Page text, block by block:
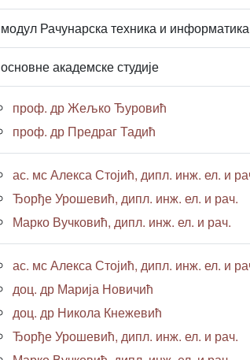
модул Рачунарска техника и информатика
основне академске студије
проф. др Жељко Ђуровић
проф. др Предраг Тадић
ас. мс Алекса Стојић, дипл. инж. ел. и
Ђорђе Урошевић, дипл. инж. ел. и рач.
Марко Вучковић, дипл. инж. ел. и рач.
ас. мс Алекса Стојић, дипл. инж. ел. и
доц. др Марија Новичић
доц. др Никола Кнежевић
Ђорђе Урошевић, дипл. инж. ел. и рач.